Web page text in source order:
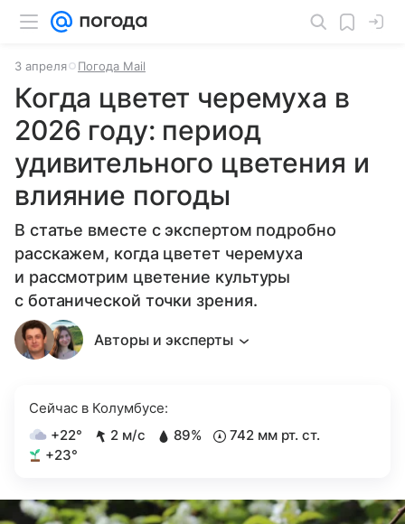
3 апреля Погода Mail
Когда цветет черемуха в
2026 году: период
удивительного цветения и
влияние погоды
В статье вместе с экспертом подробно
расскажем, когда цветет черемуха
и рассмотрим цветение культуры
с ботанической точки зрения.
Авторы и эксперты
Сейчас в Колумбусе:
+22°
2 м/с 89%
742 мм рт. ст.
+23°